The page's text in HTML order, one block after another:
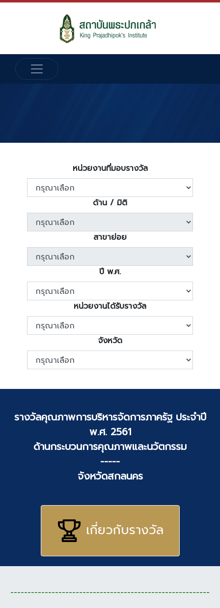
หน่วยงานที่มอบรางวัล
ด้าน / มิติ
สาขาย่อย
ปี พ.ศ.
หน่วยงานได้รับรางวัล
จังหวัด
รางวัลคุณภาพการบริหารจัดการภาครัฐ ประจำปี
พ.ศ. 2561
ด้านกระบวนการคุณภาพและนวัตกรรม
-----
จังหวัดสกลนคร
เกี่ยวกับรางวัล
----------------------------------------------------------